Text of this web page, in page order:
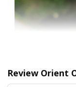
Review Orient